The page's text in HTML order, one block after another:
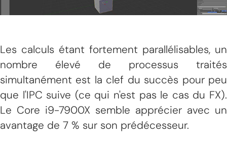
Les calculs étant fortement parallélisables, un
nombre élevé de processus traités
simultanément est la clef du succès pour peu
que l'IPC suive (ce qui n'est pas le cas du FX).
Le Core i9-7900X semble apprécier avec un
avantage de 7 % sur son prédécesseur.